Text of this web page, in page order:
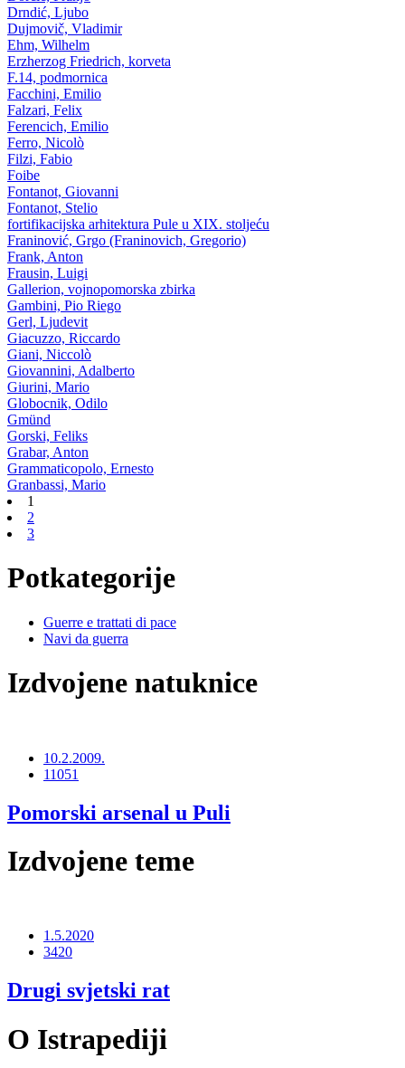
Drndić, Ljubo
Dujmovič, Vladimir
Ehm, Wilhelm
Erzherzog Friedrich, korveta
F.14, podmornica
Facchini, Emilio
Falzari, Felix
Ferencich, Emilio
Ferro, Nicolò
Filzi, Fabio
Foibe
Fontanot, Giovanni
Fontanot, Stelio
fortifikacijska arhitektura Pule u XIX. stoljeću
Franinović, Grgo (Franinovich, Gregorio)
Frank, Anton
Frausin, Luigi
Gallerion, vojnopomorska zbirka
Gambini, Pio Riego
Gerl, Ljudevit
Giacuzzo, Riccardo
Giani, Niccolò
Giovannini, Adalberto
Giurini, Mario
Globocnik, Odilo
Gmünd
Gorski, Feliks
Grabar, Anton
Grammaticopolo, Ernesto
Granbassi, Mario
1
2
3
Potkategorije
Guerre e trattati di pace
Navi da guerra
Izdvojene natuknice
10.2.2009.
11051
Pomorski arsenal u Puli
Izdvojene teme
1.5.2020
3420
Drugi svjetski rat
O Istrapediji